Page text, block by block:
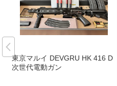
東京マルイ DEVGRU HK 416 D
次世代電動ガン